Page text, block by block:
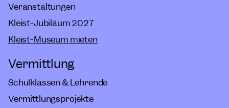
Veranstaltungen
Kleist-Jubiläum 2027
Kleist-Museum mieten
Vermittlung
Schulklassen & Lehrende
Vermittlungsprojekte